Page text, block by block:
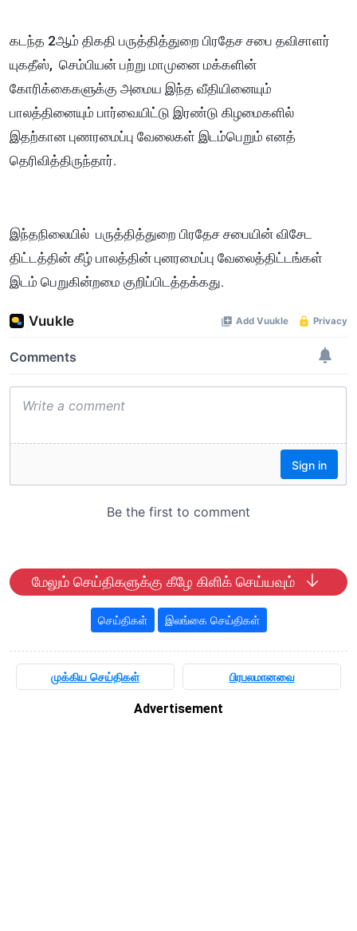
கடந்த 2ஆம் திகதி பருத்தித்துறை பிரதேச சபை தவிசாளர்
யுகதீஸ், செம்பியன் பற்று மாமுனை மக்களின்
கோரிக்கைகளுக்கு அமைய இந்த வீதியினையும்
பாலத்தினையும் பார்வையிட்டு இரண்டு கிழமைகளில்
இதற்கான புணரமைப்பு வேலைகள் இடம்பெறும் எனத்
தெரிவித்திருந்தார்.
இந்தநிலையில் பருத்தித்துறை பிரதேச சபையின் விசேட
திட்டத்தின் கீழ் பாலத்தின் புனரமைப்பு வேலைத்திட்டங்கள்
இடம் பெறுகின்றமை குறிப்பிடத்தக்கது.
மேலும் செய்திகளுக்கு கீழே கிளிக் செய்யவும்
செய்திகள் இலங்கை செய்திகள்
முக்கிய செய்திகள் பிரபலமானவை
Advertisement